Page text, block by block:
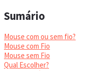
Sumário
Mouse com ou sem fio?
Mouse com Fio
Mouse sem Fio
Qual Escolher?